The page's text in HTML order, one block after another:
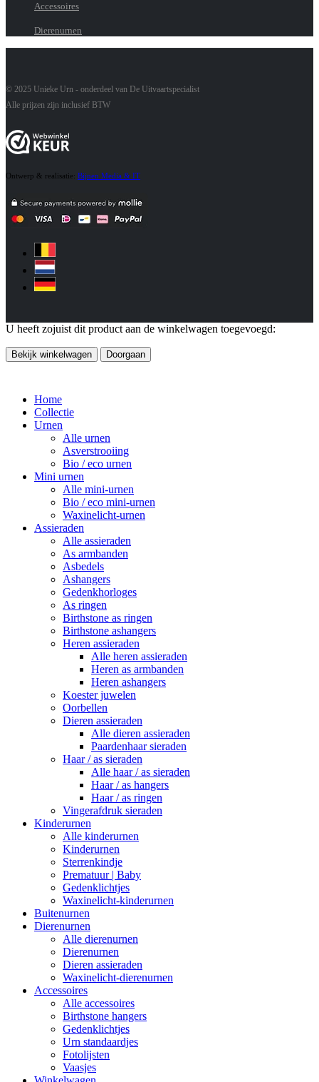
Accessoires
Dierenurnen
© 2025 Unieke Urn - onderdeel van De Uitvaartspecialist
Alle prijzen zijn inclusief BTW
Ontwerp & realisatie: Bijnen Media & IT
U heeft zojuist dit product aan de winkelwagen toegevoegd:
Bekijk winkelwagen Doorgaan
Home
Collectie
Urnen
Alle urnen
Asverstrooiing
Bio / eco urnen
Mini urnen
Alle mini-urnen
Bio / eco mini-urnen
Waxinelicht-urnen
Assieraden
Alle assieraden
As armbanden
Asbedels
Ashangers
Gedenkhorloges
As ringen
Birthstone as ringen
Birthstone ashangers
Heren assieraden
Alle heren assieraden
Heren as armbanden
Heren ashangers
Koester juwelen
Oorbellen
Dieren assieraden
Alle dieren assieraden
Paardenhaar sieraden
Haar / as sieraden
Alle haar / as sieraden
Haar / as hangers
Haar / as ringen
Vingerafdruk sieraden
Kinderurnen
Alle kinderurnen
Kinderurnen
Sterrenkindje
Prematuur | Baby
Gedenklichtjes
Waxinelicht-kinderurnen
Buitenurnen
Dierenurnen
Alle dierenurnen
Dierenurnen
Dieren assieraden
Waxinelicht-dierenurnen
Accessoires
Alle accessoires
Birthstone hangers
Gedenklichtjes
Urn standaardjes
Fotolijsten
Vaasjes